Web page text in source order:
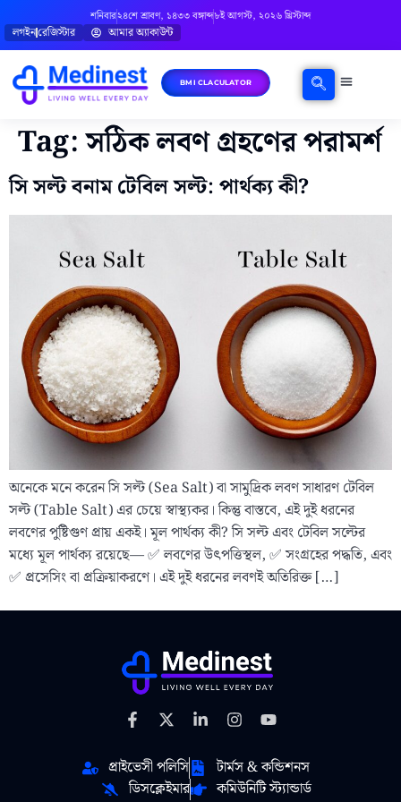
শনিবার২৪শে শ্রাবণ, ১৪৩৩ বঙ্গাব্দ৮ই আগস্ট, ২০২৬ খ্রিস্টাব্দ
লগইনরেজিস্টার আমার অ্যাকাউন্ট
BMI CLACULATOR
Tag:সঠিক লবণ গ্রহণের পরামর্শ
সি সল্ট বনাম টেবিল সল্ট: পার্থক্য কী?
অনেকে মনে করেন সি সল্ট (Sea Salt) বা সামুদ্রিক লবণ সাধারণ টেবিল
সল্ট (Table Salt) এর চেয়ে স্বাস্থ্যকর। কিন্তু বাস্তবে, এই দুই ধরনের
লবণের পুষ্টিগুণ প্রায় একই। মূল পার্থক্য কী? সি সল্ট এবং টেবিল সল্টের
মধ্যে মূল পার্থক্য রয়েছে— ✅ লবণের উৎপত্তিস্থল, ✅ সংগ্রহের পদ্ধতি, এবং
✅ প্রসেসিং বা প্রক্রিয়াকরণে। এই দুই ধরনের লবণই অতিরিক্ত […]
প্রাইভেসী পলিসি
টার্মস & কন্ডিশনস
ডিসক্লেইমার
কমিউনিটি স্ট্যান্ডার্ড